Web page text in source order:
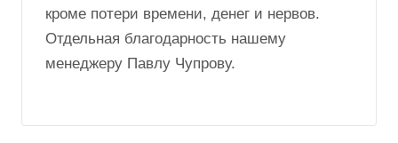
кроме потери времени, денег и нервов.
Отдельная благодарность нашему
менеджеру Павлу Чупрову.